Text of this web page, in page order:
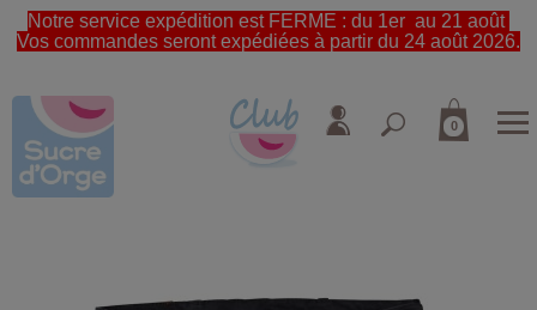
Notre service expédition est FERME : du 1er au 21 août
Vos commandes seront expédiées à partir du 24 août 2026.
0